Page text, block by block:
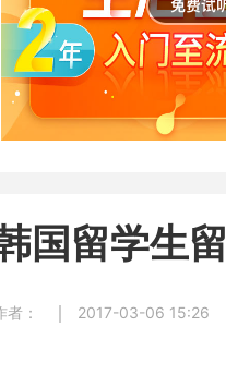
国留学生
者： 2017-03-06 15:26